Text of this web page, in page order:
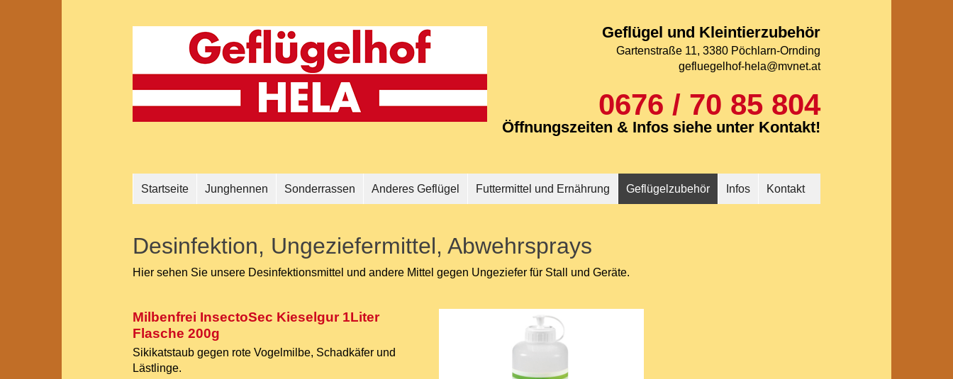
Geflügel und Kleintierzubehör
Gartenstraße 11, 3380 Pöchlarn-Ornding
gefluegelhof-hela@mvnet.at
0676 / 70 85 804
Öffnungszeiten & Infos siehe unter Kontakt!
Startseite Junghennen Sonderrassen Anderes Geflügel Futtermittel und Ernährung Geflügelzubehör Infos Kontakt
Desinfektion, Ungeziefermittel, Abwehrsprays
Hier sehen Sie unsere Desinfektionsmittel und andere Mittel gegen Ungeziefer für Stall und Geräte.
Milbenfrei InsectoSec Kieselgur 1Liter
Flasche 200g
Sikikatstaub gegen rote Vogelmilbe, Schadkäfer und
Lästlinge.